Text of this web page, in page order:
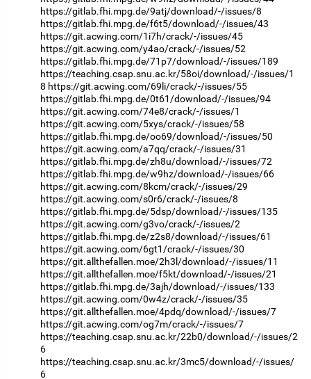
https://gitlab.fhi.mpg.de/9atj/download/-/issues/8
https://gitlab.fhi.mpg.de/f6t5/download/-/issues/43
https://git.acwing.com/1i7h/crack/-/issues/45
https://git.acwing.com/y4ao/crack/-/issues/52
https://gitlab.fhi.mpg.de/71p7/download/-/issues/189
https://teaching.csap.snu.ac.kr/58oi/download/-/issues/1
8 https://git.acwing.com/69li/crack/-/issues/55
https://gitlab.fhi.mpg.de/0t61/download/-/issues/94
https://git.acwing.com/74e8/crack/-/issues/1
https://git.acwing.com/5xys/crack/-/issues/58
https://gitlab.fhi.mpg.de/oo69/download/-/issues/50
https://git.acwing.com/a7qq/crack/-/issues/31
https://gitlab.fhi.mpg.de/zh8u/download/-/issues/72
https://gitlab.fhi.mpg.de/w9hz/download/-/issues/66
https://git.acwing.com/8kcm/crack/-/issues/29
https://git.acwing.com/s0r6/crack/-/issues/8
https://gitlab.fhi.mpg.de/5dsp/download/-/issues/135
https://git.acwing.com/g3vo/crack/-/issues/2
https://gitlab.fhi.mpg.de/z2s8/download/-/issues/61
https://git.acwing.com/6gt1/crack/-/issues/30
https://git.allthefallen.moe/2h3l/download/-/issues/11
https://git.allthefallen.moe/f5kt/download/-/issues/21
https://gitlab.fhi.mpg.de/3ajh/download/-/issues/133
https://git.acwing.com/0w4z/crack/-/issues/35
https://git.allthefallen.moe/4pdq/download/-/issues/7
https://git.acwing.com/og7m/crack/-/issues/7
https://teaching.csap.snu.ac.kr/22b0/download/-/issues/2
6
https://teaching.csap.snu.ac.kr/3mc5/download/-/issues/
6